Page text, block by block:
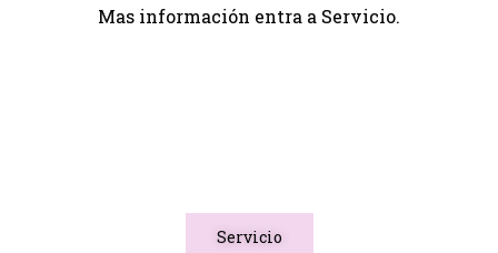
Mas información entra a Servicio.
Servicio